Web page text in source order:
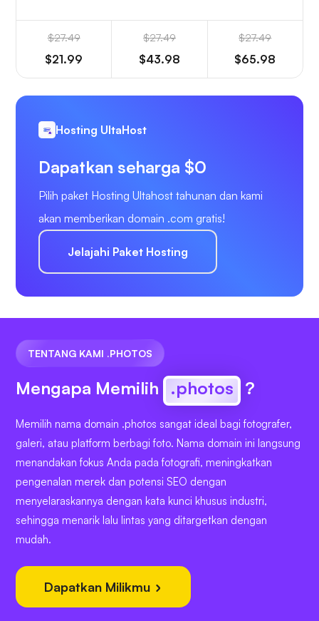
$27.49
$21.99
$27.49
$43.98
$27.49
$65.98
Hosting UltaHost
Dapatkan seharga $0
Pilih paket Hosting Ultahost tahunan dan kami
akan memberikan domain .com gratis!
Jelajahi Paket Hosting
TENTANG KAMI .PHOTOS
Mengapa Memilih .photos ?
Memilih nama domain .photos sangat ideal bagi fotografer,
galeri, atau platform berbagi foto. Nama domain ini langsung
menandakan fokus Anda pada fotografi, meningkatkan
pengenalan merek dan potensi SEO dengan
menyelaraskannya dengan kata kunci khusus industri,
sehingga menarik lalu lintas yang ditargetkan dengan
mudah.
Dapatkan Milikmu